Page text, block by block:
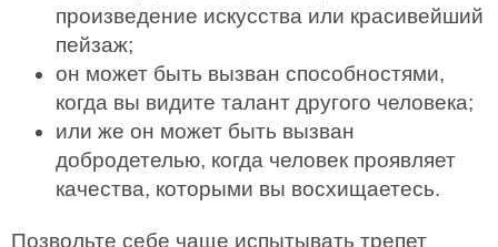
произведение искусства или красивейший
пейзаж;
он может быть вызван способностями,
когда вы видите талант другого человека;
или же он может быть вызван
добродетелью, когда человек проявляет
качества, которыми вы восхищаетесь.
Позвольте себе чаще испытывать трепет